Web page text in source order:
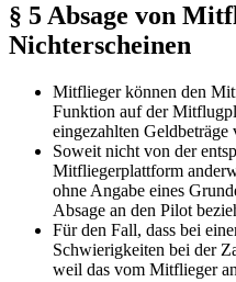
§ 5 Absage von
Nichterscheinen
Mitflieger können den
Funktion auf der
eingezahlten
Soweit nicht von der
Mitfliegerplattform
ohne Angabe eines
Absage an den Pilot
Für den Fall, dass bei
Schwierigkeiten bei der
weil das vom Mitflieger